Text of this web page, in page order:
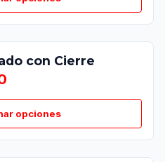
con Cierre
opciones